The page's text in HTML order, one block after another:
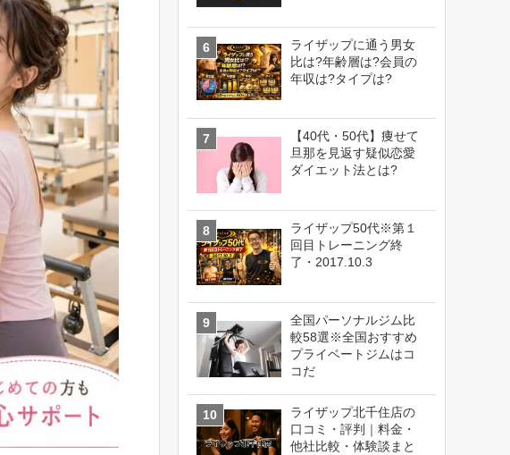
ライザップに通う男女
比は?年齢層は?会員の
年収は?タイプは?
【40代・50代】痩せて
旦那を見返す疑似恋愛
ダイエット法とは?
ライザップ50代※第１
回目トレーニング終
了・2017.10.3
全国パーソナルジム比
較58選※全国おすすめ
プライベートジムはコ
コだ
ライザップ北千住店の
口コミ・評判｜料金・
他社比較・体験談まと